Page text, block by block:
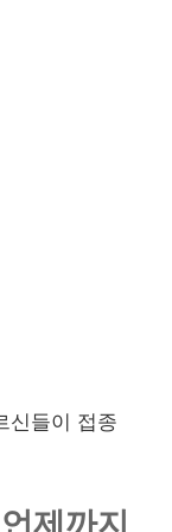
신들이 접종
제까지